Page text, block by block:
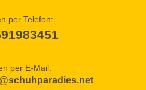
per Telefon:
per E-Mail: